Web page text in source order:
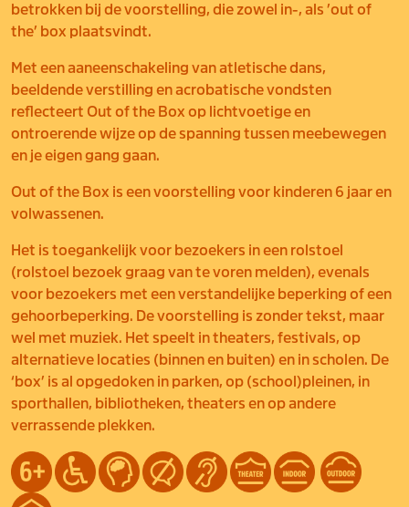
betrokken bij devoorstelling, die zowel in-, als ’out of
the’ box plaatsvindt.
Met een aaneenschakeling van atletische dans,
beeldende verstilling en acrobatische vondsten
reflecteert Out of the Box op lichtvoetige en
ontroerende wijze op de spanning tussen meebewegen
en je eigen gang gaan.
Out of the Box is een voorstelling voor kinderen 6 jaar en
volwassenen.
Het is toegankelijk voor bezoekers in een rolstoel
(rolstoel bezoek graag van te voren melden), evenals
voor bezoekers met een verstandelijke beperking of een
gehoorbeperking. De voorstelling is zonder tekst, maar
wel met muziek. Het speelt in theaters, festivals, op
alternatieve locaties (binnen en buiten) en in scholen. De
‘box’ is al opgedoken in parken, op (school)pleinen, in
sporthallen, bibliotheken, theaters en op andere
verrassende plekken.